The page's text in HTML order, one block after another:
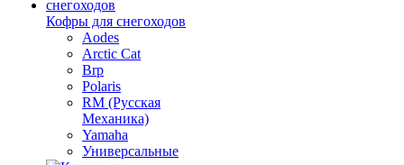
Кофры для снегоходов
Aodes
Arctic Cat
Brp
Polaris
RM (Русская
Механика)
Yamaha
Универсальные